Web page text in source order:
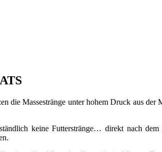
die Massestränge unter hohem Druck aus
keine Futterstränge… direkt nach